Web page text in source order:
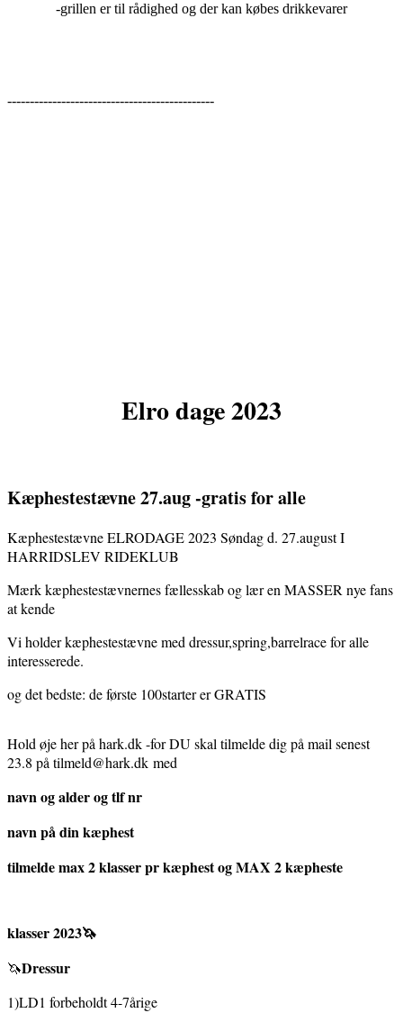
-grillen er til rådighed og der kan købes drikkevarer
----------------------------------------------
Elro dage 2023
Kæphestestævne 27.aug -gratis for alle
Kæphestestævne ELRODAGE 2023 Søndag d. 27.august I
HARRIDSLEV RIDEKLUB
Mærk kæphestestævnernes fællesskab og lær en MASSER nye fans
at kende
Vi holder kæphestestævne med dressur,spring,barrelrace for alle
interesserede.
og det bedste: de første 100starter er GRATIS
Hold øje her på hark.dk -for DU skal tilmelde dig på mail senest
23.8 på tilmeld@hark.dk med
navn og alder og tlf nr
navn på din kæphest
tilmelde max 2 klasser pr kæphest og MAX 2 kæpheste
klasser 2023🦄
🦄Dressur
1)LD1 forbeholdt 4-7årige